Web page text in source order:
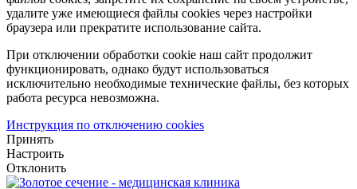
удалите уже имеющиеся файлы cookies через настройки
браузера или прекратите использование сайта.
При отключении обработки cookie наш сайт продолжит
функционировать, однако будут использоваться
исключительно необходимые технические файлы, без которых
работа ресурса невозможна.
Инструкция по отключению cookies
Принять
Настроить
Отклонить